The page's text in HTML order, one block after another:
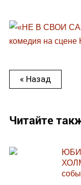
« Назад
Читайте